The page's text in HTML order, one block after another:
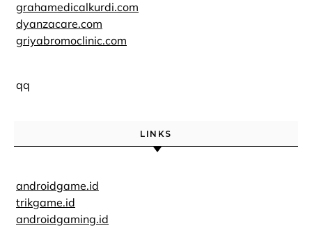
grahamedicalkurdi.com
dyanzacare.com
griyabromoclinic.com
qq
LINKS
androidgame.id
trikgame.id
androidgaming.id